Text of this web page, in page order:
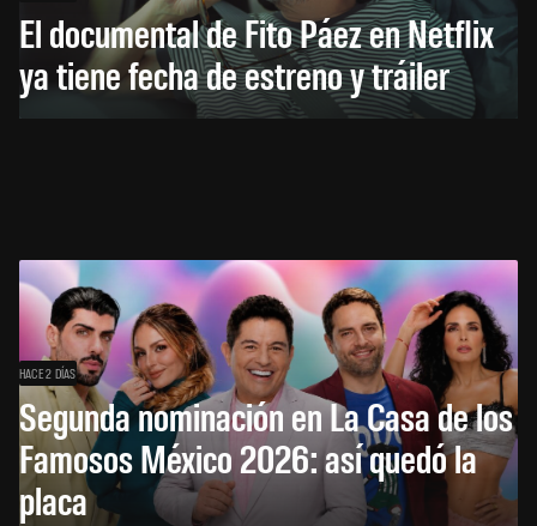
El documental de Fito Páez en Netflix
ya tiene fecha de estreno y tráiler
HACE 2 DÍAS
Segunda nominación en La Casa de los
Famosos México 2026: así quedó la
placa